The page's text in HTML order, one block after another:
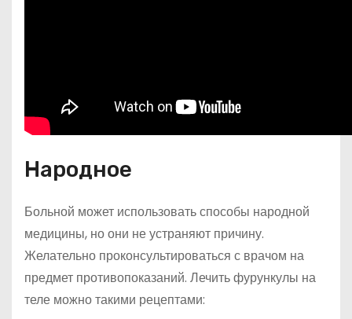
Народное
Больной может использовать способы народной
медицины, но они не устраняют причину.
Желательно проконсультироваться с врачом на
предмет противопоказаний. Лечить фурункулы на
теле можно такими рецептами: